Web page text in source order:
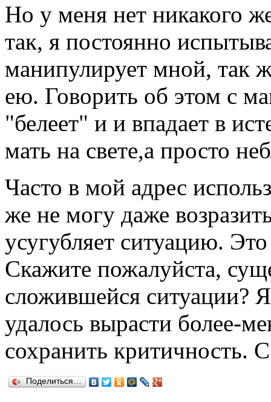
Но у меня нет никакого
так, я постоянно
манипулирует мной, так
ею. Говорить об этом с
"белеет" и и впадает в
мать на свете,а просто
Часто в мой адрес
же не могу даже
усугубляет ситуацию.
Скажите пожалуйста,
сложившейся ситуации?
удалось вырасти более-
сохранить критичность.
Поделиться…